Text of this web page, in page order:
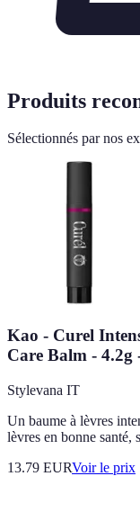
Produits
Sélectionnés par nos
Kao - Curel
Care Balm - 4.2g
Stylevana IT
Un baume à lèvres
lèvres en bonne santé,
13.79 EURVoir le prix